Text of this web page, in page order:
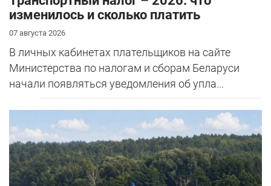
изменилось и сколько платить
07 августа 2026
В личных кабинетах плательщиков на сайте
Министерства по налогам и сборам Беларуси
начали появляться уведомления об упла...